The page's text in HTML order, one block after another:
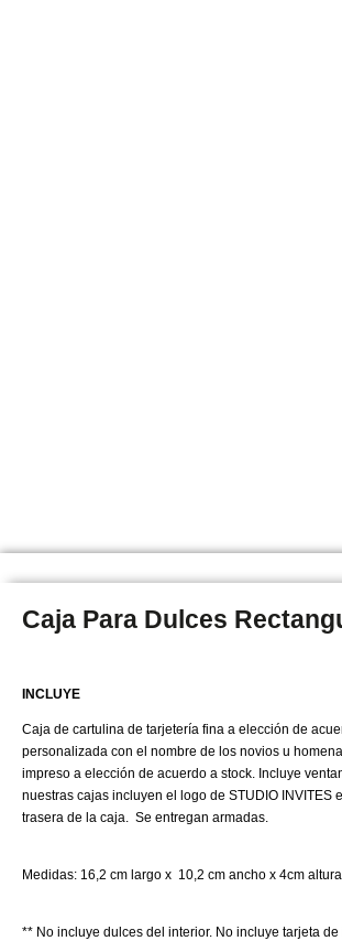
Caja Para Dulces
INCLUYE
Caja de cartulina de tarjetería fina a elección de
personalizada con el nombre de los novios u
impreso a elección de acuerdo a stock. Incluye
nuestras cajas incluyen el logo de STUDIO INVITES
trasera de la caja. Se entregan armadas.
Medidas: 16,2 cm largo x 10,2 cm ancho x 4cm altura
** No incluye dulces del interior. No incluye tarjeta